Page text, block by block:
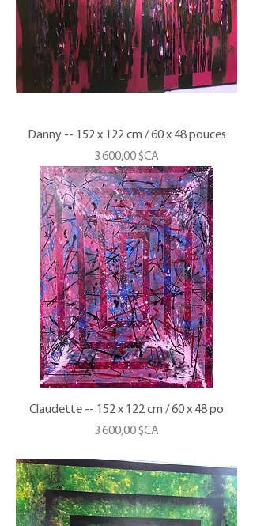
Danny -- 152 x 122 cm / 60 x 48 pouces
Prix
3 600,00 $CA
Claudette -- 152 x 122 cm / 60 x 48 po
Prix
3 600,00 $CA